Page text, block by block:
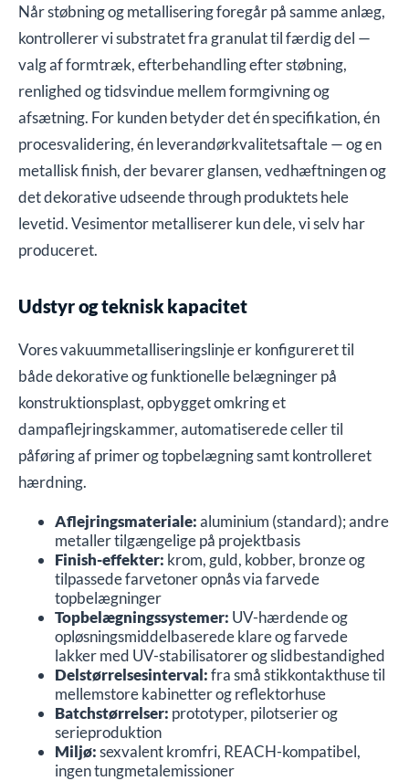
Når støbning og metallisering foregår på samme anlæg,
kontrollerer vi substratet fra granulat til færdig del —
valg af formtræk, efterbehandling efter støbning,
renlighed og tidsvindue mellem formgivning og
afsætning. For kunden betyder det én specifikation, én
procesvalidering, én leverandørkvalitetsaftale — og en
metallisk finish, der bevarer glansen, vedhæftningen og
det dekorative udseende through produktets hele
levetid. Vesimentor metalliserer kun dele, vi selv har
produceret.
Udstyr og teknisk kapacitet
Vores vakuummetalliseringslinje er konfigureret til
både dekorative og funktionelle belægninger på
konstruktionsplast, opbygget omkring et
dampaflejringskammer, automatiserede celler til
påføring af primer og topbelægning samt kontrolleret
hærdning.
Aflejringsmateriale:aluminium (standard); andre
metaller tilgængelige på projektbasis
Finish-effekter: krom, guld, kobber, bronze og
tilpassede farvetoner opnås via farvede
topbelægninger
Topbelægningssystemer: UV-hærdende og
opløsningsmiddelbaserede klare og farvede
lakker med UV-stabilisatorer og slidbestandighed
Delstørrelsesinterval:fra små stikkontakthuse til
mellemstore kabinetter og reflektorhuse
Batchstørrelser: prototyper, pilotserier og
serieproduktion
Miljø:sexvalent kromfri, REACH-kompatibel,
ingen tungmetalemissioner